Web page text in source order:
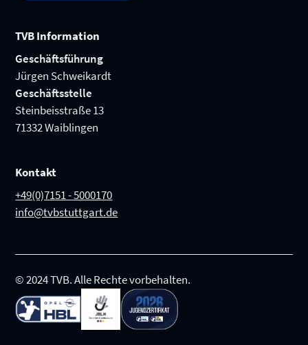
TVB Information
Geschäftsführung
Jürgen Schweikardt
Geschäftsstelle
Steinbeisstraße 13
71332 Waiblingen
Kontakt
+49(0)7151 - 5000170
info@tvbstuttgart.de
© 2024 TVB. Alle Rechte vorbehalten.